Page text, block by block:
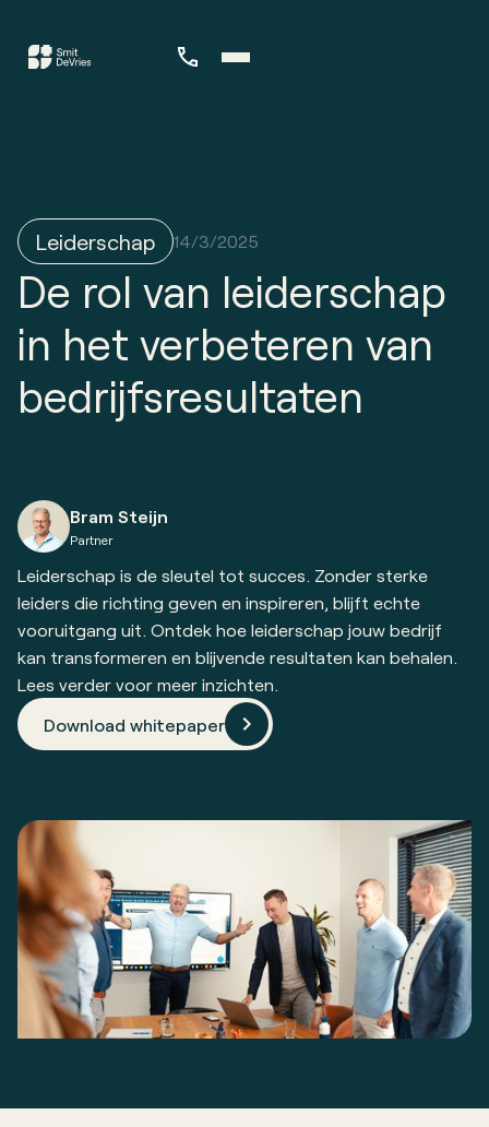
Leiderschap 14/3/2025
De rol van leiderschap
in het verbeteren van
bedrijfsresultaten
Bram Steijn
Partner
Leiderschap is de sleutel tot succes. Zonder sterke
leiders die richting geven en inspireren, blijft echte
vooruitgang uit. Ontdek hoe leiderschap jouw bedrijf
kan transformeren en blijvende resultaten kan behalen.
Lees verder voor meer inzichten.
Download whitepaper